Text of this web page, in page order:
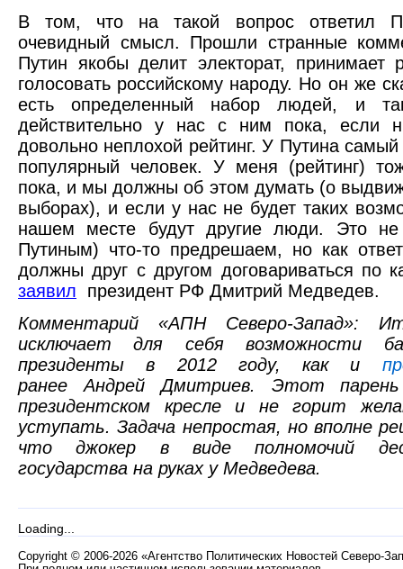
В том, что на такой вопрос ответил
очевидный смысл. Прошли странные
Путин якобы делит электорат,
голосовать российскому народу. Но он же
есть определенный набор людей, и
действительно у нас с ним пока, если
довольно неплохой рейтинг. У Путина самый
популярный человек. У меня (рейтинг)
пока, и мы должны об этом думать (о
выборах), и если у нас не будет таких
нашем месте будут другие люди. Это
Путиным) что-то предрешаем, но как
должны друг с другом договариваться по
заявил президент РФ Дмитрий Медведев.
Комментарий «АПН Северо-Запад»:
исключает для себя возможности
президенты в 2012 году, как и
ранее Андрей Дмитриев. Этот
президентском кресле и не горит
уступать. Задача непростая, но вполне
что джокер в виде полномочий
государства на руках у Медведева.
Loading...
Copyright © 2006-2026 «Агентство Политических Новостей Северо-